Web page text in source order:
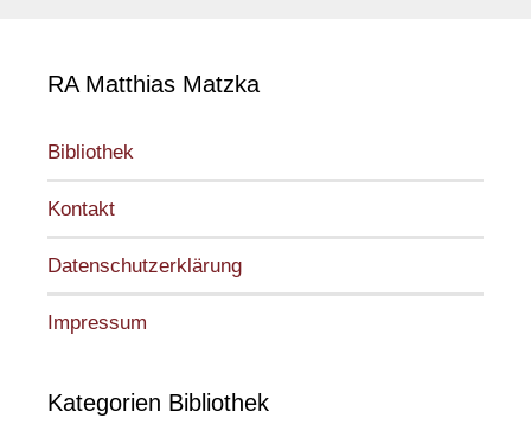
RA Matthias Matzka
Bibliothek
Kontakt
Datenschutzerklärung
Impressum
Kategorien Bibliothek